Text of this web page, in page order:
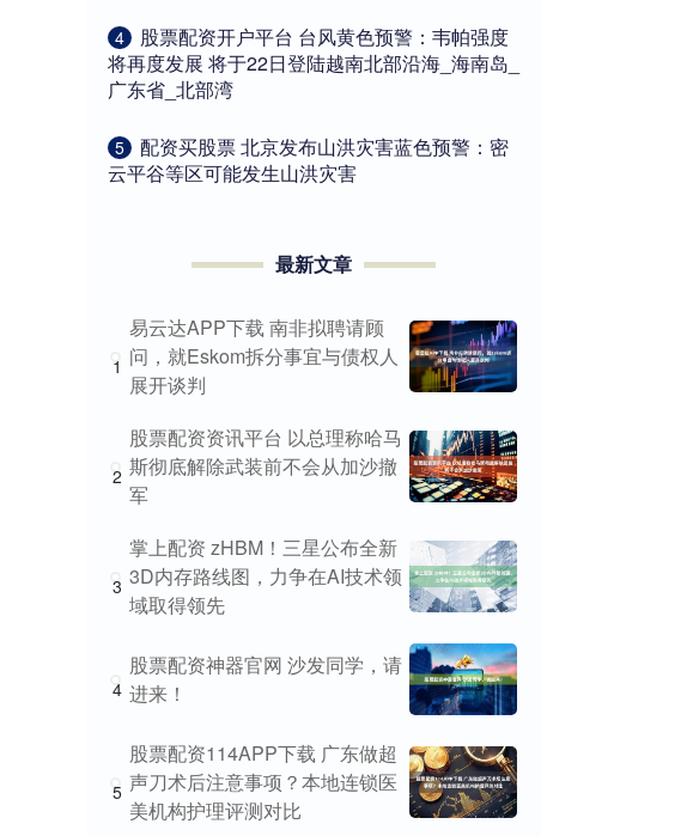
4
​股票配资开户平台 台风黄色预警：韦帕强度
将再度发展 将于22日登陆越南北部沿海_海南岛_
广东省_北部湾
5
​配资买股票 北京发布山洪灾害蓝色预警：密
云平谷等区可能发生山洪灾害
最新文章
1
易云达APP下载 南非拟聘请顾
问，就Eskom拆分事宜与债权人
展开谈判
2
股票配资资讯平台 以总理称哈马
斯彻底解除武装前不会从加沙撤
军
3
掌上配资 zHBM！三星公布全新
3D内存路线图，力争在AI技术领
域取得领先
4
股票配资神器官网 沙发同学，请
进来！
5
股票配资114APP下载 广东做超
声刀术后注意事项？本地连锁医
美机构护理评测对比